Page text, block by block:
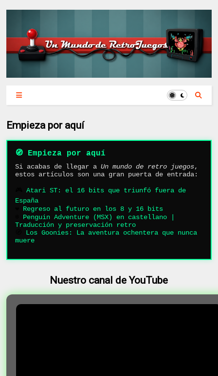
Empieza por aquí
🧭 Empieza por aquí
Si acabas de llegar aUn mundo de retro juegos,
estos artículos son una gran puerta de entrada:
🎮Atari ST: el 16 bits que triunfó fuera de
España
Regreso al futuro en los 8 y 16 bits
Penguin Adventure (MSX) en castellano |
Traducción y preservación retro
Los Goonies: La aventura ochentera que nunca
muere
Nuestro canal de YouTube